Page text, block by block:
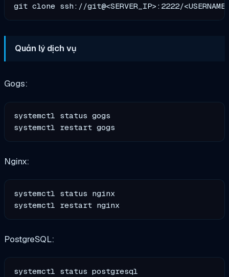
Quản lý dịch vụ
Gogs:
systemctl status gogs
Nginx:
systemctl status nginx
PostgreSQL:
systemctl status postgresql